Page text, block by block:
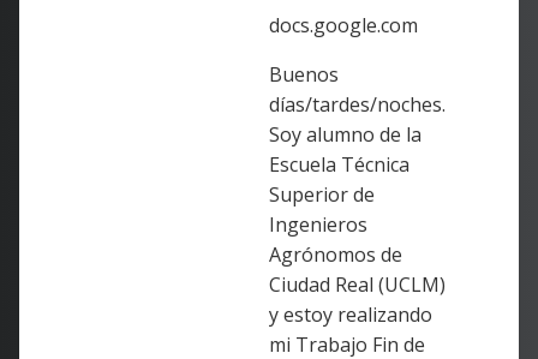
docs.google.com
Buenos
días/tardes/noches.
Soy alumno de la
Escuela Técnica
Superior de
Ingenieros
Agrónomos de
Ciudad Real (UCLM)
y estoy realizando
mi Trabajo Fin de